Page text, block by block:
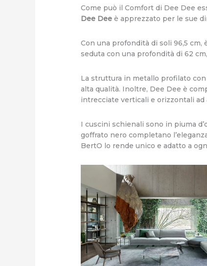
Come può il Comfort di Dee Dee
Dee Dee è apprezzato per le sue
Con una profondità di soli 96,5
seduta con una profondità di 62
La struttura in metallo profilato con
alta qualità. Inoltre, Dee Dee è
intrecciate verticali e orizzontali ad
I cuscini schienali sono in piuma
goffrato nero completano
BertO lo rende unico e adatto a